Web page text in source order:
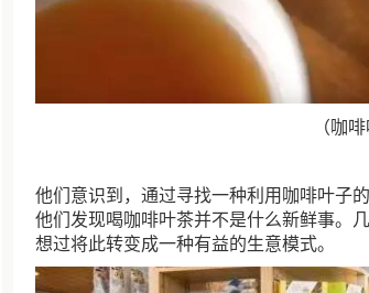
（咖
他们意识到，通过寻找一种利用咖啡叶子
他们发现喝咖啡叶茶并不是什么新鲜事。
想过将此转变成一种有益的生意模式。